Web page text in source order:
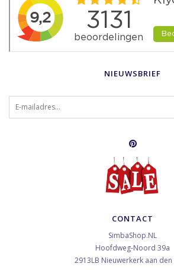
NIEUWSBRIEF
CONTACT
SimbaShop.NL
Hoofdweg-Noord 39a
2913LB Nieuwerkerk aan den